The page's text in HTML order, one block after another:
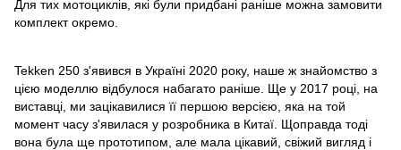
Для тих мотоциклів, які були придбані раніше можна замовити
комплект окремо.
Tekken 250 з'явився в Україні 2020 року, наше ж знайомство з
цією моделлю відбулося набагато раніше. Ще у 2017 році, на
виставці, ми зацікавилися її першою версією, яка на той
момент часу з'явилася у розробника в Китаї. Щоправда тоді
вона була ще прототипом, але мала цікавий, свіжий вигляд і